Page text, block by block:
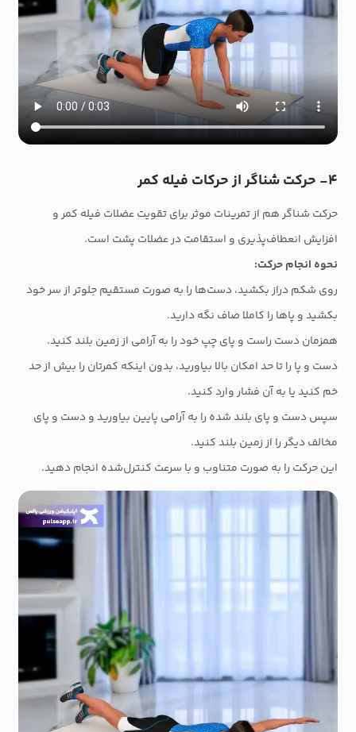
۴- حرکت شناگر از حرکات فیله کمر
حرکت شناگر هم از تمرینات موثر برای تقویت عضلات فیله کمر و
افزایش انعطاف‌پذیری و استقامت در عضلات پشت است.
نحوه انجام حرکت:
روی شکم دراز بکشید، دست‌ها را به صورت مستقیم جلوتر از سر خود
بکشید و پاها را کاملا صاف نگه دارید.
همزمان دست راست و پای چپ خود را به آرامی از زمین بلند کنید.
دست و پا را تا حد امکان بالا بیاورید، بدون اینکه کمرتان را بیش از حد
خم کنید یا به آن فشار وارد کنید.
سپس دست و پای بلند شده را به آرامی پایین بیاورید و دست و پای
مخالف دیگر را از زمین بلند کنید.
این حرکت را به صورت متناوب و با سرعت کنترل‌شده انجام دهید.